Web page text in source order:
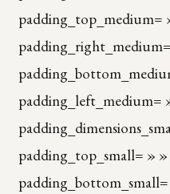
padding_top_medium=
padding_left_medium=
padding_top_small= »